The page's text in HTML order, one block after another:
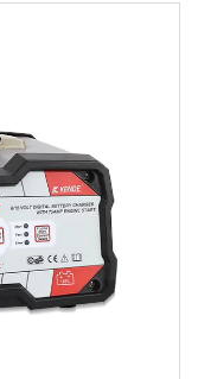
技术。 ●单相，
。 ●过载/过热保
种电瓶、轿车、
线、两...